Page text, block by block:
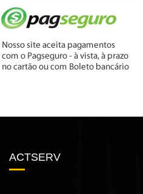
ACTSERV